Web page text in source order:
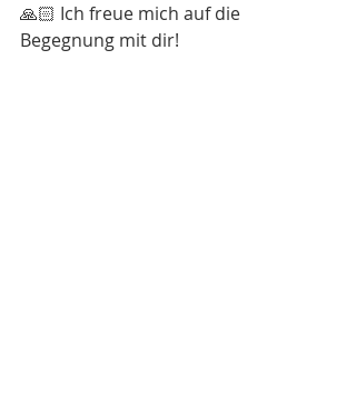
🙏🏻 Ich freue mich auf die
Begegnung mit dir!